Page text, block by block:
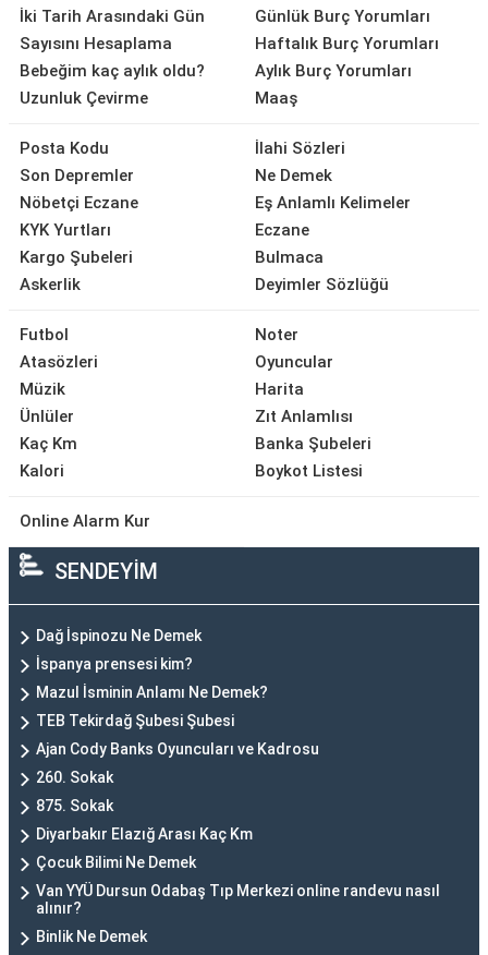
İki Tarih Arasındaki Gün
Sayısını Hesaplama
Bebeğim kaç aylık oldu?
Uzunluk Çevirme
Günlük Burç Yorumları
Haftalık Burç Yorumları
Aylık Burç Yorumları
Maaş
Posta Kodu
Son Depremler
Nöbetçi Eczane
KYK Yurtları
Kargo Şubeleri
Askerlik
İlahi Sözleri
Ne Demek
Eş Anlamlı Kelimeler
Eczane
Bulmaca
Deyimler Sözlüğü
Futbol
Atasözleri
Müzik
Ünlüler
Kaç Km
Kalori
Noter
Oyuncular
Harita
Zıt Anlamlısı
Banka Şubeleri
Boykot Listesi
Online Alarm Kur
SENDEYİM
Dağ İspinozu Ne Demek
İspanya prensesi kim?
Mazul İsminin Anlamı Ne Demek?
TEB Tekirdağ Şubesi Şubesi
Ajan Cody Banks Oyuncuları ve Kadrosu
260. Sokak
875. Sokak
Diyarbakır Elazığ Arası Kaç Km
Çocuk Bilimi Ne Demek
Van YYÜ Dursun Odabaş Tıp Merkezi online randevu nasıl
alınır?
Binlik Ne Demek